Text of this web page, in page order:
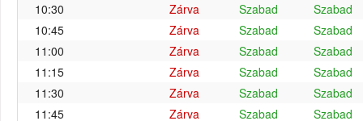
10:30
Zárva Szabad
Szabad
10:45
Zárva Szabad
Szabad
11:00
Zárva Szabad
Szabad
11:15
Zárva Szabad
Szabad
11:30
Zárva Szabad
Szabad
11:45
Zárva Szabad
Szabad